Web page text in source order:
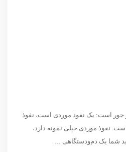
جور است: یک نفوذ موردی است، نفوذ
نفوذ موردی خیلی نمونه دارد،
شما یک دم‌ودستگاهی …